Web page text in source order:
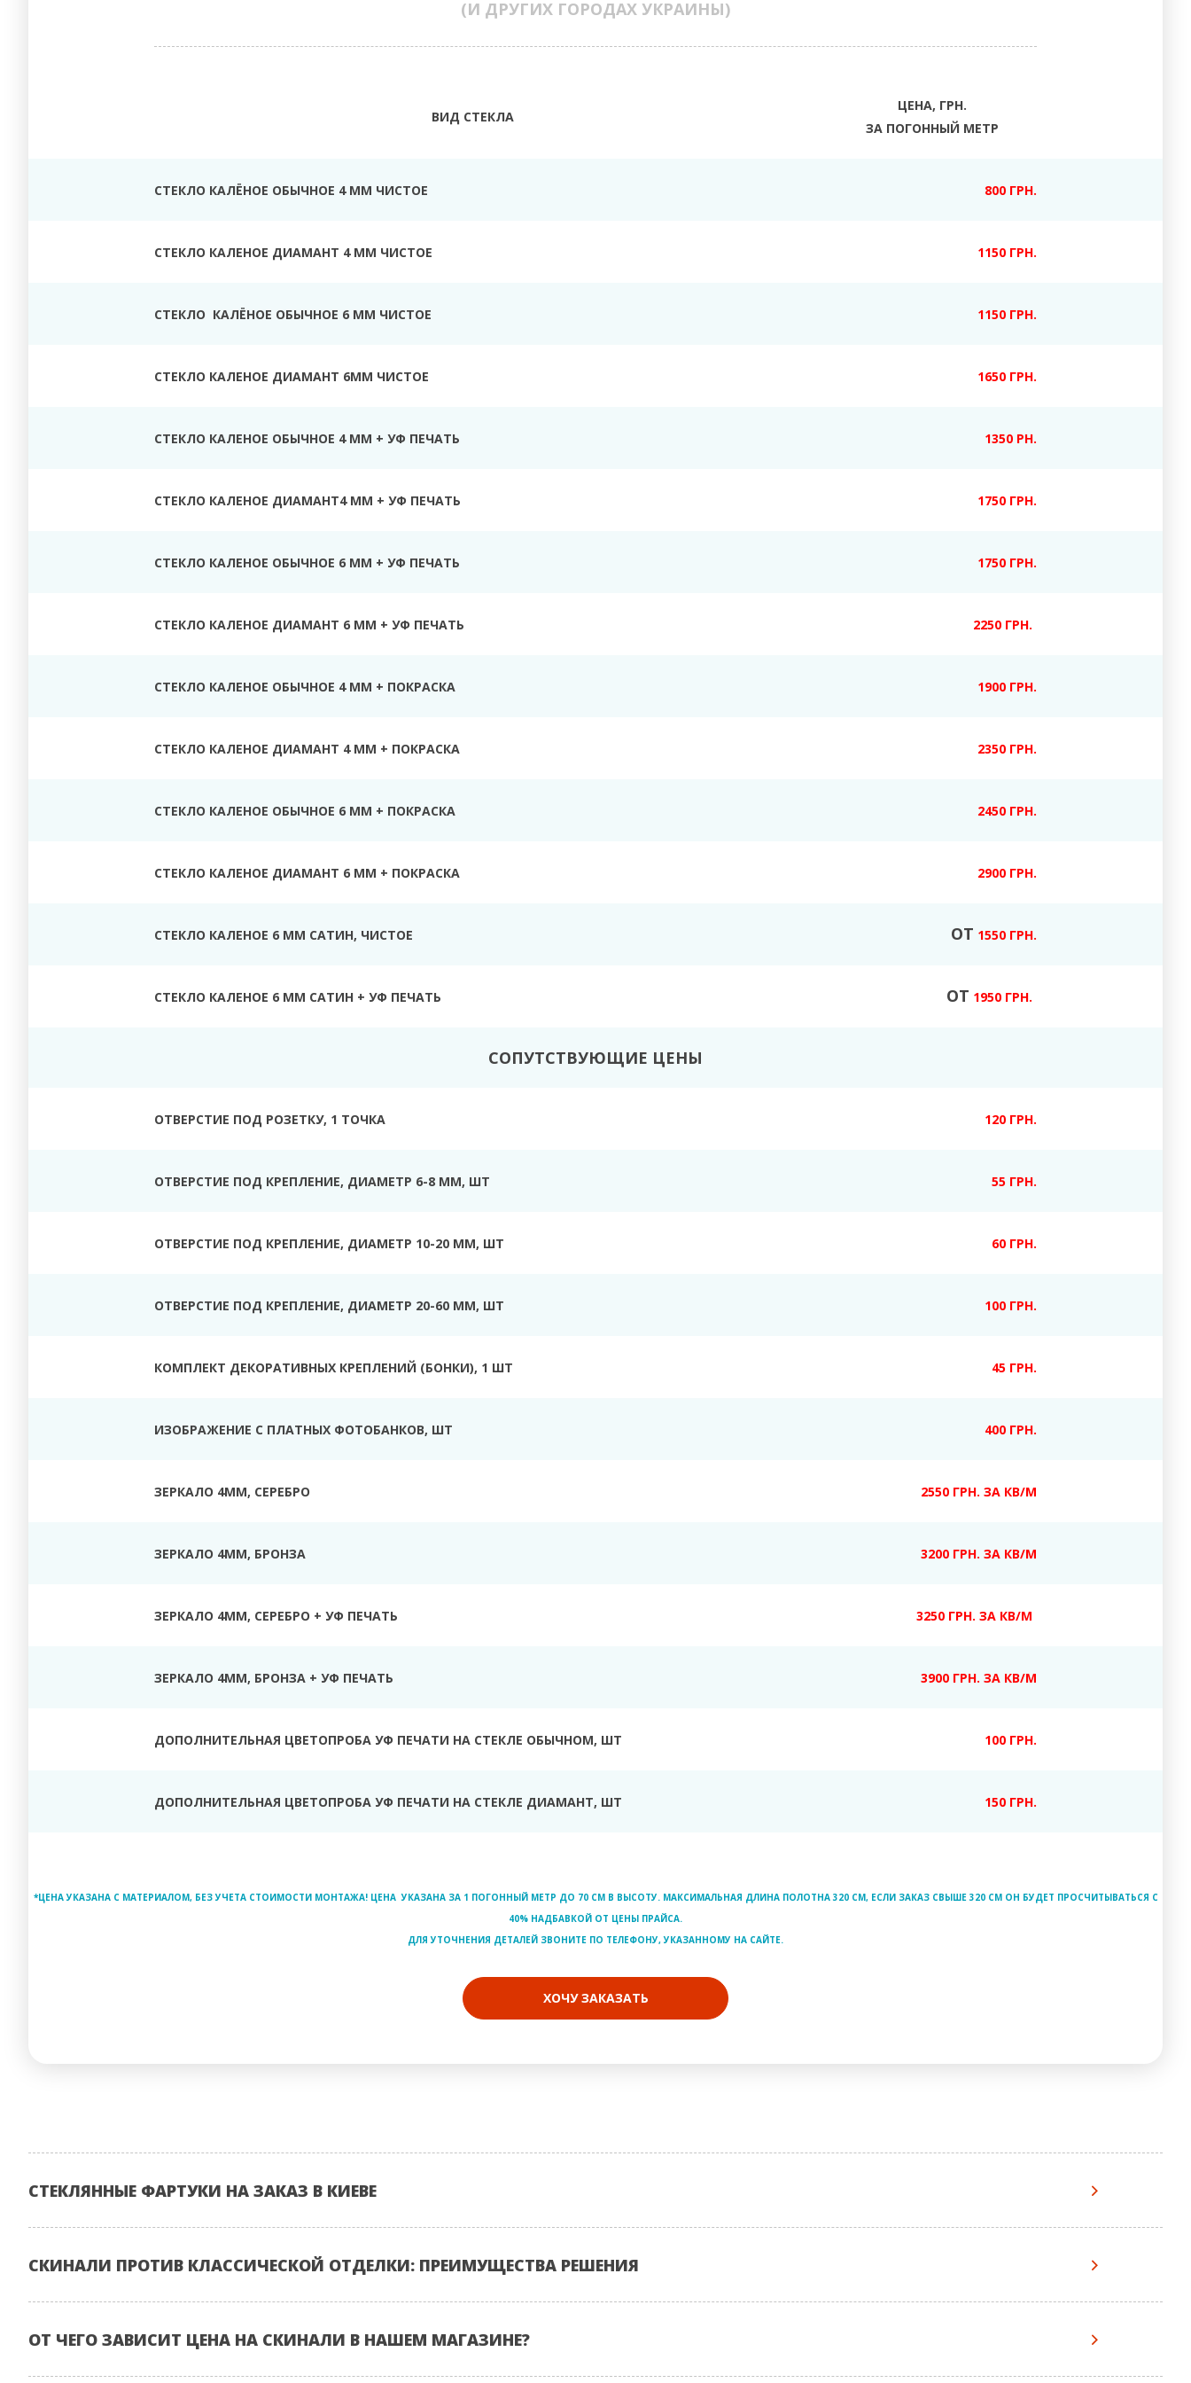
(И ДРУГИХ ГОРОДАХ УКРАИНЫ)
ВИД СТЕКЛА
ЦЕНА, ГРН.
ЗА ПОГОННЫЙ МЕТР
СТЕКЛО КАЛЁНОЕ ОБЫЧНОЕ 4 ММ ЧИСТОЕ 800 ГРН.
СТЕКЛО КАЛЕНОЕ ДИАМАНТ 4 ММ ЧИСТОЕ 1150 ГРН.
СТЕКЛО КАЛЁНОЕ ОБЫЧНОЕ 6 ММ ЧИСТОЕ 1150 ГРН.
СТЕКЛО КАЛЕНОЕ ДИАМАНТ 6ММ ЧИСТОЕ 1650 ГРН.
СТЕКЛО КАЛЕНОЕ ОБЫЧНОЕ 4 ММ + УФ ПЕЧАТЬ 1350 РН.
СТЕКЛО КАЛЕНОЕ ДИАМАНТ4 ММ + УФ ПЕЧАТЬ 1750 ГРН.
СТЕКЛО КАЛЕНОЕ ОБЫЧНОЕ 6 ММ + УФ ПЕЧАТЬ 1750 ГРН.
СТЕКЛО КАЛЕНОЕ ДИАМАНТ 6 ММ + УФ ПЕЧАТЬ 2250 ГРН.
СТЕКЛО КАЛЕНОЕ ОБЫЧНОЕ 4 ММ + ПОКРАСКА 1900 ГРН.
СТЕКЛО КАЛЕНОЕ ДИАМАНТ 4 ММ + ПОКРАСКА 2350 ГРН.
СТЕКЛО КАЛЕНОЕ ОБЫЧНОЕ 6 ММ + ПОКРАСКА 2450 ГРН.
СТЕКЛО КАЛЕНОЕ ДИАМАНТ 6 ММ + ПОКРАСКА 2900 ГРН.
СТЕКЛО КАЛЕНОЕ 6 ММ САТИН, ЧИСТОЕ ОТ 1550 ГРН.
СТЕКЛО КАЛЕНОЕ 6 ММ САТИН + УФ ПЕЧАТЬ ОТ 1950 ГРН.
СОПУТСТВУЮЩИЕ ЦЕНЫ
ОТВЕРСТИЕ ПОД РОЗЕТКУ, 1 ТОЧКА 120 ГРН.
ОТВЕРСТИЕ ПОД КРЕПЛЕНИЕ, ДИАМЕТР 6-8 ММ, ШТ 55 ГРН.
ОТВЕРСТИЕ ПОД КРЕПЛЕНИЕ, ДИАМЕТР 10-20 ММ, ШТ 60 ГРН.
ОТВЕРСТИЕ ПОД КРЕПЛЕНИЕ, ДИАМЕТР 20-60 ММ, ШТ 100 ГРН.
КОМПЛЕКТ ДЕКОРАТИВНЫХ КРЕПЛЕНИЙ (БОНКИ), 1 ШТ 45 ГРН.
ИЗОБРАЖЕНИЕ С ПЛАТНЫХ ФОТОБАНКОВ, ШТ 400 ГРН.
ЗЕРКАЛО 4ММ, СЕРЕБРО 2550 ГРН. ЗА КВ/М
ЗЕРКАЛО 4ММ, БРОНЗА 3200 ГРН. ЗА КВ/М
ЗЕРКАЛО 4ММ, СЕРЕБРО + УФ ПЕЧАТЬ 3250 ГРН. ЗА КВ/М
ЗЕРКАЛО 4ММ, БРОНЗА + УФ ПЕЧАТЬ 3900 ГРН. ЗА КВ/М
ДОПОЛНИТЕЛЬНАЯ ЦВЕТОПРОБА УФ ПЕЧАТИ НА СТЕКЛЕ ОБЫЧНОМ, ШТ 100 ГРН.
ДОПОЛНИТЕЛЬНАЯ ЦВЕТОПРОБА УФ ПЕЧАТИ НА СТЕКЛЕ ДИАМАНТ, ШТ 150 ГРН.
*ЦЕНА УКАЗАНА С МАТЕРИАЛОМ, БЕЗ УЧЕТА СТОИМОСТИ МОНТАЖА! ЦЕНА УКАЗАНА ЗА 1 ПОГОННЫЙ МЕТР ДО 70 СМ В ВЫСОТУ. МАКСИМАЛЬНАЯ ДЛИНА ПОЛОТНА 320 СМ, ЕСЛИ ЗАКАЗ СВЫШЕ 320 СМ ОН БУДЕТ ПРОСЧИТЫВАТЬСЯ С
40% НАДБАВКОЙ ОТ ЦЕНЫ ПРАЙСА.
ДЛЯ УТОЧНЕНИЯ ДЕТАЛЕЙ ЗВОНИТЕ ПО ТЕЛЕФОНУ, УКАЗАННОМУ НА САЙТЕ.
ХОЧУ ЗАКАЗАТЬ
СТЕКЛЯННЫЕ ФАРТУКИ НА ЗАКАЗ В КИЕВЕ
СКИНАЛИ ПРОТИВ КЛАССИЧЕСКОЙ ОТДЕЛКИ: ПРЕИМУЩЕСТВА РЕШЕНИЯ
ОТ ЧЕГО ЗАВИСИТ ЦЕНА НА СКИНАЛИ В НАШЕМ МАГАЗИНЕ?